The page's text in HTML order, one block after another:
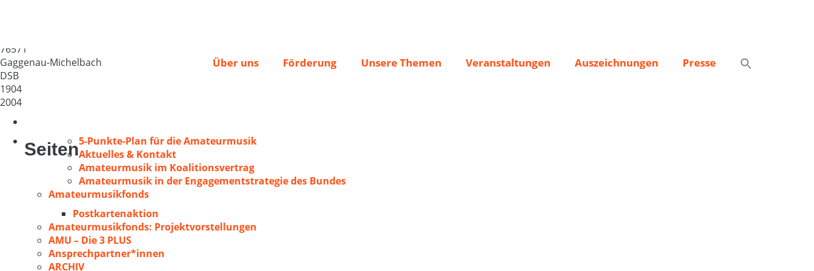
Über uns Förderung Unsere Themen Veranstaltungen Auszeichnungen Presse
76571
Gaggenau-Michelbach
DSB
1904
2004
Seiten5-Punkte-Plan für die Amateurmusik
Aktuelles & Kontakt
Amateurmusik im Koalitionsvertrag
Amateurmusik in der Engagementstrategie des Bundes
Amateurmusikfonds
Postkartenaktion
Amateurmusikfonds: Projektvorstellungen
AMU – Die 3 PLUS
Ansprechpartner*innen
ARCHIV